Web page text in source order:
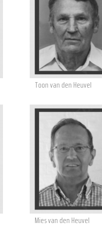
Toon van den Heuvel
Mies van den Heuvel